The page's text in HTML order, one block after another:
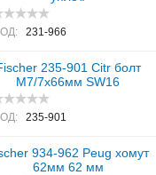
231-966
235-901 Citr болт
M7/7x66мм SW16
235-901
934-962 Peug хомут
62мм 62 мм